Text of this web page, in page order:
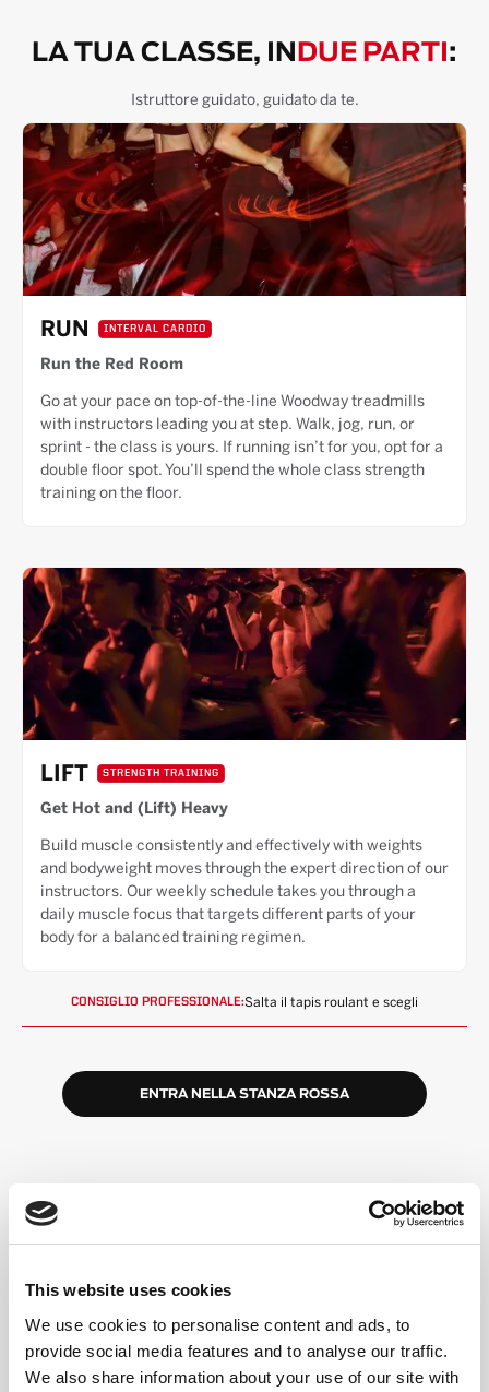
This website uses cookies
We use cookies to personalise content and ads, to
provide social media features and to analyse our traffic.
We also share information about your use of our site with
LA TUA CLASSE, IN DUE PARTI :
Istruttore guidato, guidato da te.
RUN INTERVAL CARDIO
Run the Red Room
Go at your pace on top-of-the-line Woodway treadmills
with instructors leading you at step. Walk, jog, run, or
sprint - the class is yours. If running isn’t for you, opt for a
double floor spot. You’ll spend the whole class strength
training on the floor.
LIFT STRENGTH TRAINING
Get Hot and (Lift) Heavy
Build muscle consistently and effectively with weights
and bodyweight moves through the expert direction of our
instructors. Our weekly schedule takes you through a
daily muscle focus that targets different parts of your
body for a balanced training regimen.
CONSIGLIO PROFESSIONALE:Salta il tapis roulant e scegli
ENTRA NELLA STANZA ROSSA
ALTA ENERGIA,
COMUNITÀ INCLUSIVA
Potrai ruotare tra tapis roulant e pavimento (o
scegliere Double Floor). L'allenatore guida ogni
intervallo.